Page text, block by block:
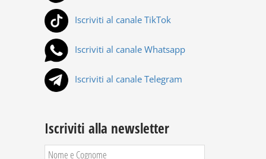
Iscriviti al canale TikTok
Iscriviti al canale Whatsapp
Iscriviti al canale Telegram
Iscriviti alla newsletter